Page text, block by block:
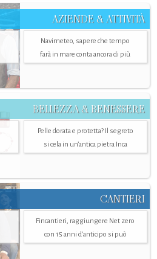
AZIENDE & ATTIVITÀ
Navimeteo, sapere che tempo
farà in mare conta ancora di più
BELLEZZA & BENESSERE
Pelle dorata e protetta? Il segreto
si cela in un’antica pietra Inca
CANTIERI
Fincantieri, raggiungere Net zero
con 15 anni d'anticipo si può